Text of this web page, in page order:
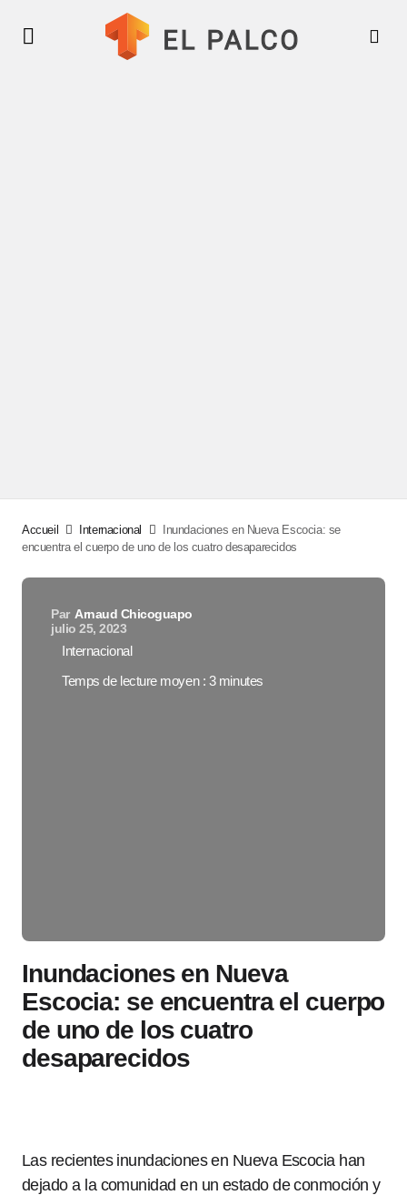
Accueil Internacional
Inundaciones en Nueva Escocia: se
encuentra el cuerpo de uno de los cuatro desaparecidos
Par Arnaud Chicoguapo
julio 25, 2023
Internacional
Temps de lecture moyen : 3 minutes
Inundaciones en Nueva
Escocia: se encuentra el cuerpo
de uno de los cuatro
desaparecidos
Las recientes inundaciones en Nueva Escocia han
dejado a la comunidad en un estado de conmoción y